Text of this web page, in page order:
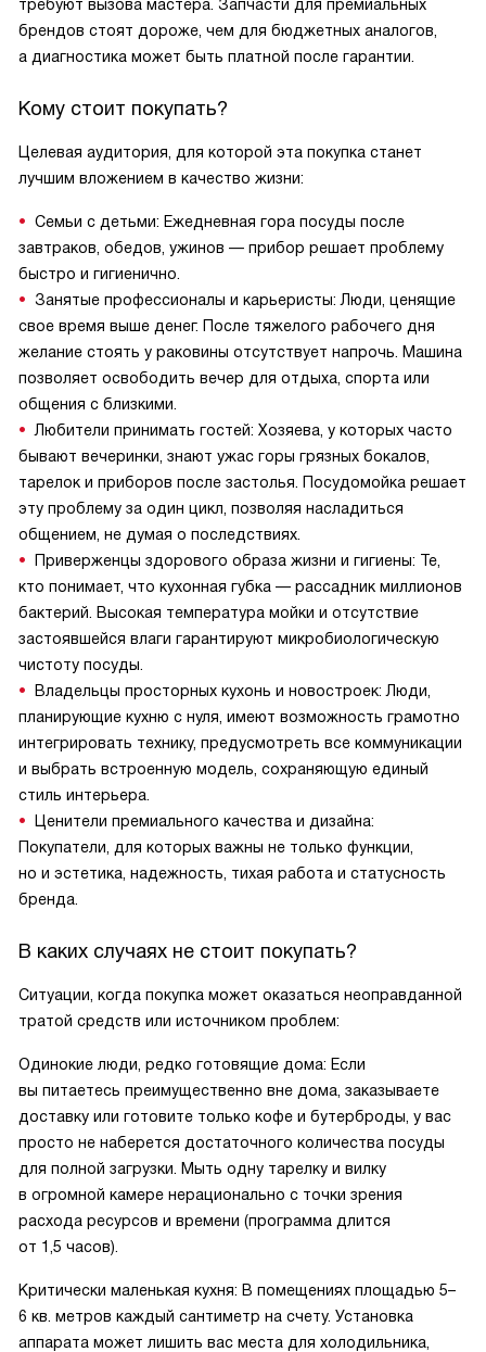
требуют вызова мастера. Запчасти для премиальных
брендов стоят дороже, чем для бюджетных аналогов,
а диагностика может быть платной после гарантии.
Кому стоит покупать?
Целевая аудитория, для которой эта покупка станет
лучшим вложением в качество жизни:
Семьи с детьми: Ежедневная гора посуды после
завтраков, обедов, ужинов — прибор решает проблему
быстро и гигиенично.
Занятые профессионалы и карьеристы: Люди, ценящие
свое время выше денег. После тяжелого рабочего дня
желание стоять у раковины отсутствует напрочь. Машина
позволяет освободить вечер для отдыха, спорта или
общения с близкими.
Любители принимать гостей: Хозяева, у которых часто
бывают вечеринки, знают ужас горы грязных бокалов,
тарелок и приборов после застолья. Посудомойка решает
эту проблему за один цикл, позволяя насладиться
общением, не думая о последствиях.
Приверженцы здорового образа жизни и гигиены: Те,
кто понимает, что кухонная губка — рассадник миллионов
бактерий. Высокая температура мойки и отсутствие
застоявшейся влаги гарантируют микробиологическую
чистоту посуды.
Владельцы просторных кухонь и новостроек: Люди,
планирующие кухню с нуля, имеют возможность грамотно
интегрировать технику, предусмотреть все коммуникации
и выбрать встроенную модель, сохраняющую единый
стиль интерьера.
Ценители премиального качества и дизайна:
Покупатели, для которых важны не только функции,
но и эстетика, надежность, тихая работа и статусность
бренда.
В каких случаях не стоит покупать?
Ситуации, когда покупка может оказаться неоправданной
тратой средств или источником проблем:
Одинокие люди, редко готовящие дома: Если
вы питаетесь преимущественно вне дома, заказываете
доставку или готовите только кофе и бутерброды, у вас
просто не наберется достаточного количества посуды
для полной загрузки. Мыть одну тарелку и вилку
в огромной камере нерационально с точки зрения
расхода ресурсов и времени (программа длится
от 1,5 часов).
Критически маленькая кухня: В помещениях площадью 5–
6 кв. метров каждый сантиметр на счету. Установка
аппарата может лишить вас места для холодильника,